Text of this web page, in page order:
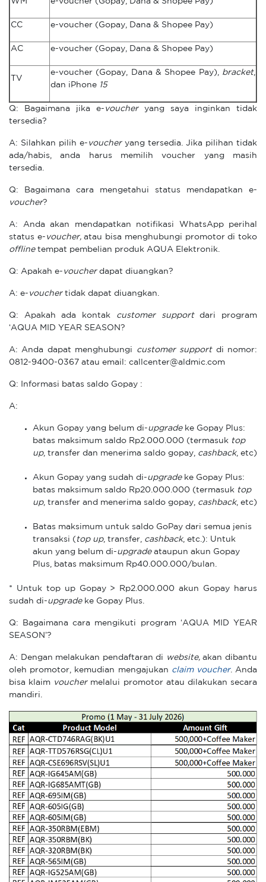
WM e-voucher (Gopay, Dana & Shopee Pay)
CC e-voucher (Gopay, Dana & Shopee Pay)
AC e-voucher (Gopay, Dana & Shopee Pay)
TV
e-voucher (Gopay, Dana & Shopee Pay), bracket,
dan iPhone 15
Q: Bagaimana jika e- voucheryang saya inginkan tidak
tersedia?
A: Silahkan pilih e- voucheryang tersedia. Jika pilihan tidak
ada/habis, anda harus memilih voucher yang masih
tersedia.
Q: Bagaimana cara mengetahui status mendapatkan e-
voucher?
A: Anda akan mendapatkan notifikasi WhatsApp perihal
status e- voucher,atau bisa menghubungi promotor di toko
offline tempat pembelian produk AQUA Elektronik.
Q: Apakah e- voucherdapat diuangkan?
A: e- vouchertidak dapat diuangkan.
Q: Apakah ada kontak customer supportdari program
‘AQUA MID YEAR SEASON?
A: Anda dapat menghubungi customer supportdi nomor:
0812-9400-0367 atau email: callcenter@aldmic.com
Q: Informasi batas saldo Gopay :
A:
Akun Gopay yang belum di-upgrade ke Gopay Plus:
batas maksimum saldo Rp2.000.000 (termasuk top
up, transfer dan menerima saldo gopay, cashback, etc)
Akun Gopay yang sudah di-upgradeke Gopay Plus:
batas maksimum saldo Rp20.000.000 (termasuk top
up, transfer and menerima saldo gopay, cashback, etc)
Batas maksimum untuk saldo GoPay dari semua jenis
transaksi ( top up, transfer, cashback, etc.): Untuk
akun yang belum di-upgradeataupun akun Gopay
Plus, batas maksimum Rp40.000.000/bulan.
* Untuk top up Gopay > Rp2.000.000 akun Gopay harus
sudah di-upgradeke Gopay Plus.
Q: Bagaimana cara mengikuti program ‘AQUA MID YEAR
SEASON’?
A: Dengan melakukan pendaftaran di website,akan dibantu
oleh promotor, kemudian mengajukan claim voucher. Anda
bisa klaim voucher melalui promotor atau dilakukan secara
mandiri.